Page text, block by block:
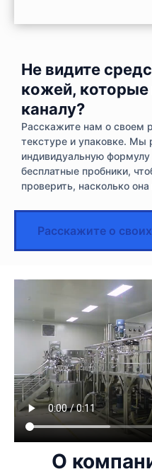
Не видите
кожей,
каналу?
Расскажите нам о своем
текстуре и упаковке. Мы
индивидуальную
бесплатные пробники,
проверить, насколько она
Расскажите о
О